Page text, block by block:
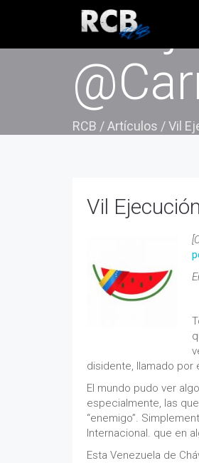
Vil
RCB /Artículos /Vil
Vil
disidente, llamado por
El mundo pudo ver
especialmente, las
“enemigo”.
Internacional. que en
Esta Venezuela de